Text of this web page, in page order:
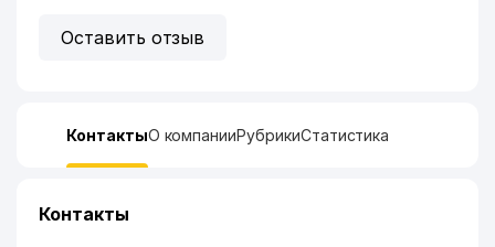
Оставить отзыв
КонтактыО компанииРубрикиСтатистика
Контакты